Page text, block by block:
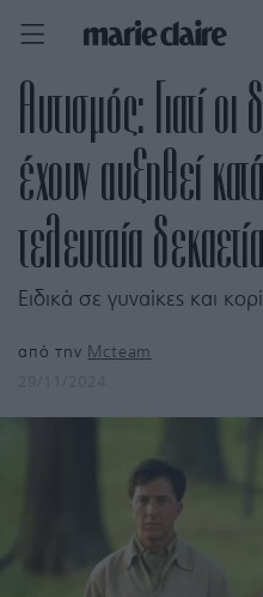
Αυτισμός: Γιατί
έχουν αυξηθεί
τελευταία
Ειδικά σε γυναίκες και
από την Mcteam